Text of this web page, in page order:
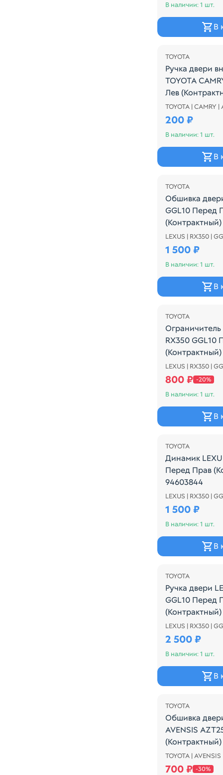
В наличии: 1 шт.
В
TOYOTA
Ручка двери
TOYOTA
Лев
Ручка двери
TOYOTA | CAMRY |
200 ₽
В наличии: 1 шт.
В
TOYOTA
Обшивка
GGL10 Перед
Обшивка
LEXUS | RX350 |
1 500 ₽
В наличии: 1 шт.
В
Распродажа
TOYOTA
Ограничитель
RX350 GGL10
LEXUS | RX350 |
800 ₽ -20%
В наличии: 1 шт.
В
TOYOTA
Динамик
Перед Прав
94603844
Динамик
LEXUS | RX350 |
1 500 ₽
В наличии: 1 шт.
В
TOYOTA
Ручка двери
GGL10 Перед
Ручка двери
LEXUS | RX350 |
2 500 ₽
В наличии: 1 шт.
В
Распродажа
TOYOTA
Обшивка
AVENSIS
Обшивка
TOYOTA |
700 ₽ -30%